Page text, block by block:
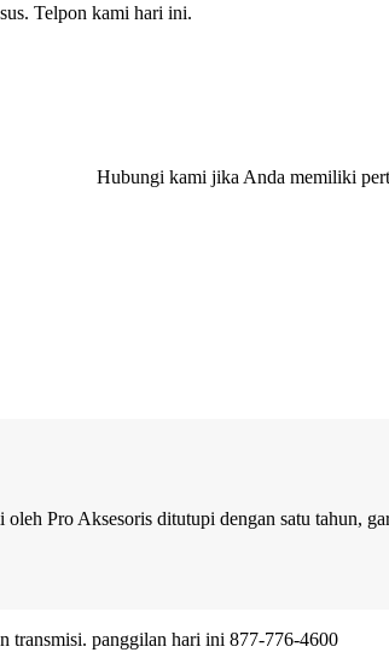
Telpon kami hari ini.
Hubungi kami jika Anda memiliki
Pro Aksesoris ditutupi dengan satu tahun,